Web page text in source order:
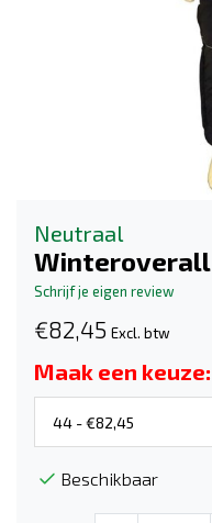
Neutraal
Winteroverall
Schrijf je eigen review
€82,45 Excl. btw
Maak een keuze:
Beschikbaar